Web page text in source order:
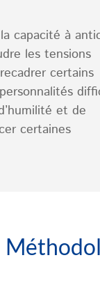
capacité à
les tensions
certains
et de
certaines